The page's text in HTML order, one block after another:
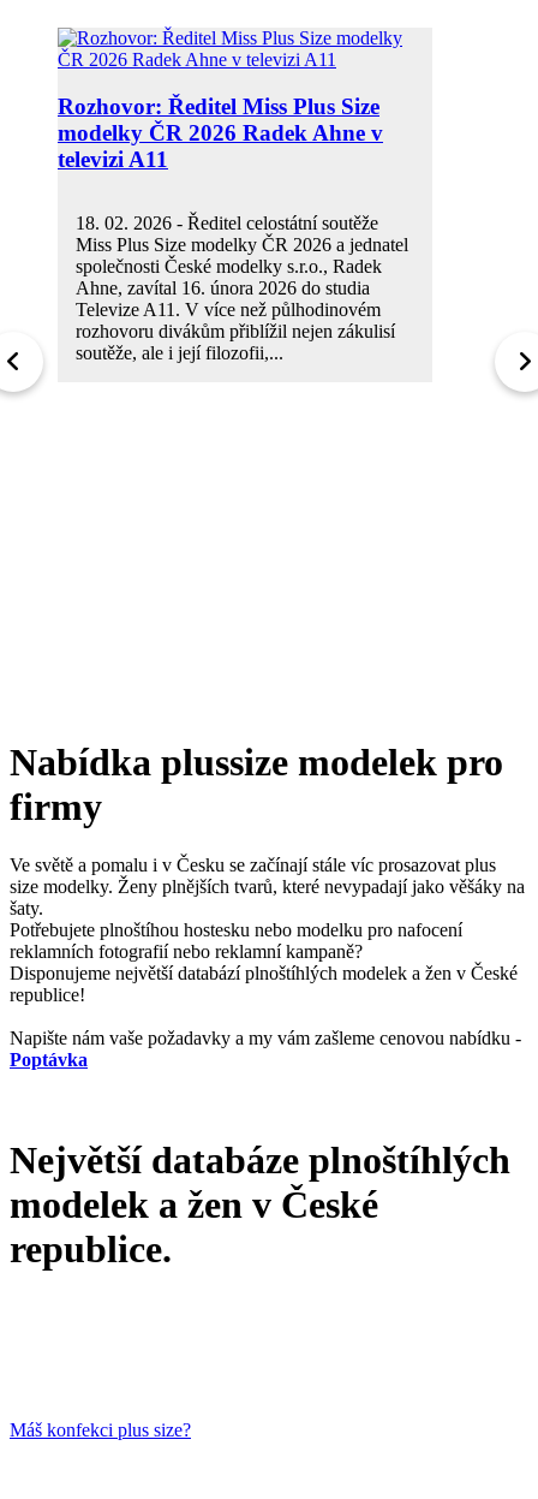
Rozhovor: Ředitel Miss Plus Size
modelky ČR 2026 Radek Ahne v
televizi A11
18. 02. 2026 - Ředitel celostátní soutěže
Miss Plus Size modelky ČR 2026 a jednatel
společnosti České modelky s.r.o., Radek
Ahne, zavítal 16. února 2026 do studia
Televize A11. V více než půlhodinovém
rozhovoru divákům přiblížil nejen zákulisí
soutěže, ale i její filozofii,...
Nabídka plussize modelek pro
firmy
Ve světě a pomalu i v Česku se začínají stále víc prosazovat plus
size modelky. Ženy plnějších tvarů, které nevypadají jako věšáky na
šaty.
Potřebujete plnoštíhou hostesku nebo modelku pro nafocení
reklamních fotografií nebo reklamní kampaně?
Disponujeme největší databází plnoštíhlých modelek a žen v České
republice!
Napište nám vaše požadavky a my vám zašleme cenovou nabídku -
Poptávka
Největší databáze plnoštíhlých
modelek a žen v České
republice.
Máš konfekci plus size?